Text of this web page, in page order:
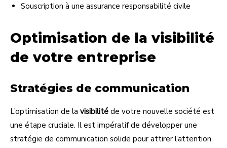
Souscription à une assurance responsabilité civile
Optimisation de la visibilité
de votre entreprise
Stratégies de communication
L’optimisation de la visibilité de votre nouvelle société est
une étape cruciale. Il est impératif de développer une
stratégie de communication solide pour attirer l’attention